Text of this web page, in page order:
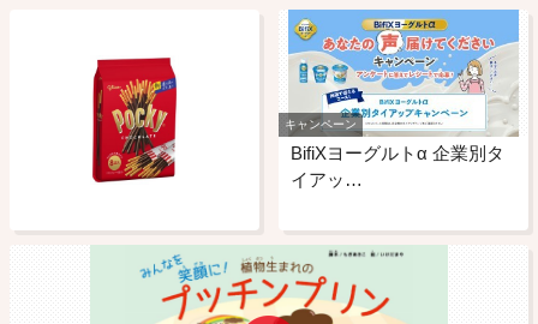
キャンペーン
BifiXヨーグルトα 企業別タ
イアッ…